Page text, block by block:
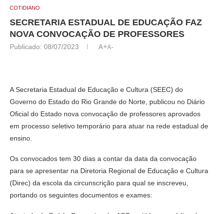
COTIDIANO
SECRETARIA ESTADUAL DE EDUCAÇÃO FAZ
NOVA CONVOCAÇÃO DE PROFESSORES
Publicado: 08/07/2023 A+A-
A Secretaria Estadual de Educação e Cultura (SEEC) do
Governo do Estado do Rio Grande do Norte, publicou no Diário
Oficial do Estado nova convocação de professores aprovados
em processo seletivo temporário para atuar na rede estadual de
ensino.
Os convocados tem 30 dias a contar da data da convocação
para se apresentar na Diretoria Regional de Educação e Cultura
(Direc) da escola da circunscrição para qual se inscreveu,
portando os seguintes documentos e exames: